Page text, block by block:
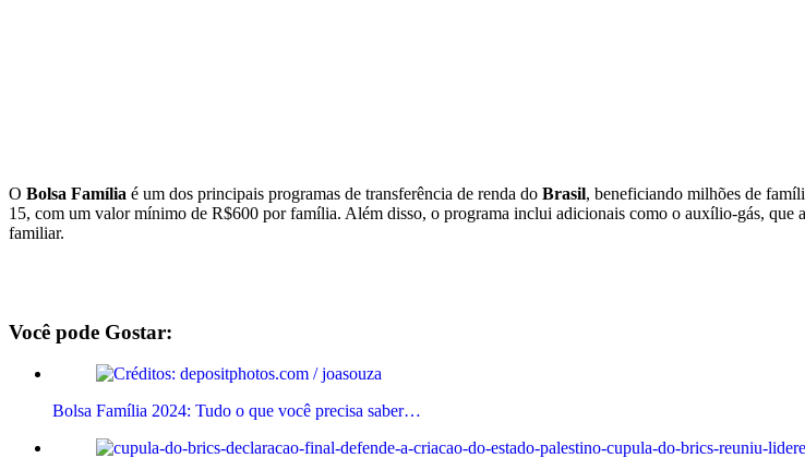
O Bolsa Família é um dos principais programas de transferência de renda do Brasil, beneficiando milhões de
15, com um valor mínimo de R$600 por família. Além disso, o programa inclui adicionais como o auxílio-gás,
familiar.
Você pode Gostar:
Bolsa Família 2024: Tudo o que você precisa saber…